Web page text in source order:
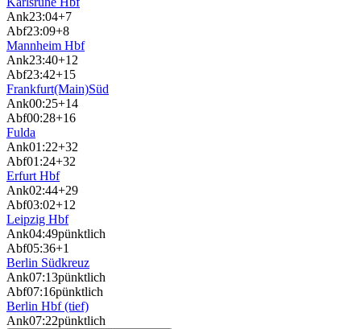
Ank23:04+7
Abf23:09+8
Mannheim Hbf
Ank23:40+12
Abf23:42+15
Frankfurt(Main)Süd
Ank00:25+14
Abf00:28+16
Fulda
Ank01:22+32
Abf01:24+32
Erfurt Hbf
Ank02:44+29
Abf03:02+12
Leipzig Hbf
Ank04:49pünktlich
Abf05:36+1
Berlin Südkreuz
Ank07:13pünktlich
Abf07:16pünktlich
Berlin Hbf (tief)
Ank07:22pünktlich